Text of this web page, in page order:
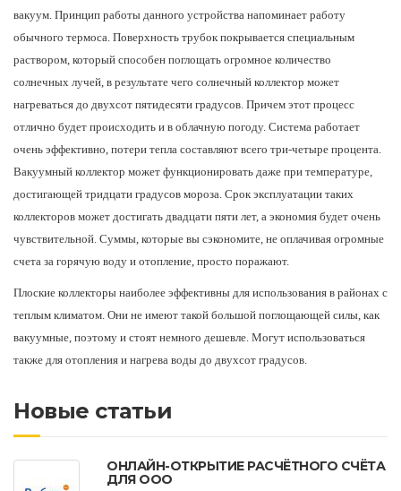
вакуум. Принцип работы данного устройства напоминает работу
обычного термоса. Поверхность трубок покрывается специальным
раствором, который способен поглощать огромное количество
солнечных лучей, в результате чего солнечный коллектор может
нагреваться до двухсот пятидесяти градусов. Причем этот процесс
отлично будет происходить и в облачную погоду. Система работает
очень эффективно, потери тепла составляют всего три-четыре процента.
Вакуумный коллектор может функционировать даже при температуре,
достигающей тридцати градусов мороза. Срок эксплуатации таких
коллекторов может достигать двадцати пяти лет, а экономия будет очень
чувствительной. Суммы, которые вы сэкономите, не оплачивая огромные
счета за горячую воду и отопление, просто поражают.
Плоские коллекторы наиболее эффективны для использования в районах с
теплым климатом. Они не имеют такой большой поглощающей силы, как
вакуумные, поэтому и стоят немного дешевле. Могут использоваться
также для отопления и нагрева воды до двухсот градусов.
Новые статьи
ОНЛАЙН-ОТКРЫТИЕ РАСЧЁТНОГО СЧЁТА
ДЛЯ ООО